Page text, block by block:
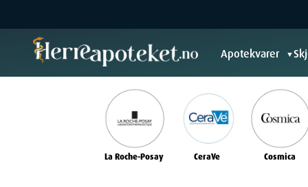
Apotekvarer ▼
La Roche-Posay CeraVe Cosmica